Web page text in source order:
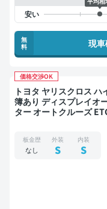
無
料
現
価格交渉OK
トヨタ ヤリスクロス ハイブリッドZ
簿あり ディスプレイオ
ター オートクルーズ
板金歴
なし
外装
S
内装
S